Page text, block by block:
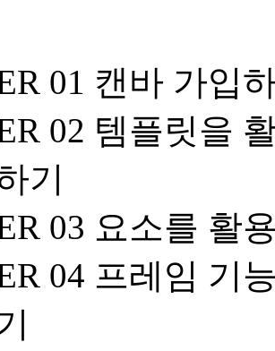
01 캔바 가입
02 템플릿을
기
03 요소를 활
04 프레임 기